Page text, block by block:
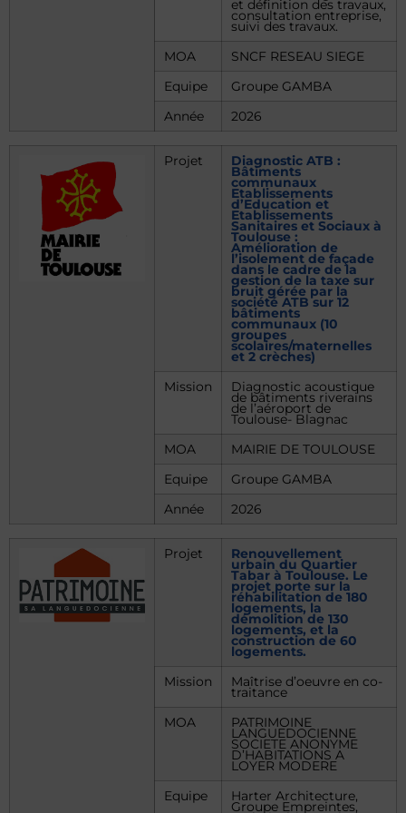
et définition des travaux,
consultation entreprise,
suivi des travaux.
MOA
SNCF RESEAU SIEGE
Equipe
Groupe GAMBA
Année
2026
Projet Diagnostic ATB :
Bâtiments
communaux
Etablissements
d’Education et
Etablissements
Sanitaires et Sociaux à
Toulouse :
Amélioration de
l’isolement de façade
dans le cadre de la
gestion de la taxe sur
bruit gérée par la
société ATB sur 12
bâtiments
communaux (10
groupes
scolaires/maternelles
et 2 crèches)
Mission
Diagnostic acoustique
de bâtiments riverains
de l’aéroport de
Toulouse- Blagnac
MOA
MAIRIE DE TOULOUSE
Equipe
Groupe GAMBA
Année
2026
Projet Renouvellement
urbain du Quartier
Tabar à Toulouse. Le
projet porte sur la
réhabilitation de 180
logements, la
démolition de 130
logements, et la
construction de 60
logements.
Mission
Maîtrise d’oeuvre en co-
traitance
MOA
PATRIMOINE
LANGUEDOCIENNE
SOCIETE ANONYME
D’HABITATIONS A
LOYER MODERE
Equipe
Harter Architecture,
Groupe Empreintes,